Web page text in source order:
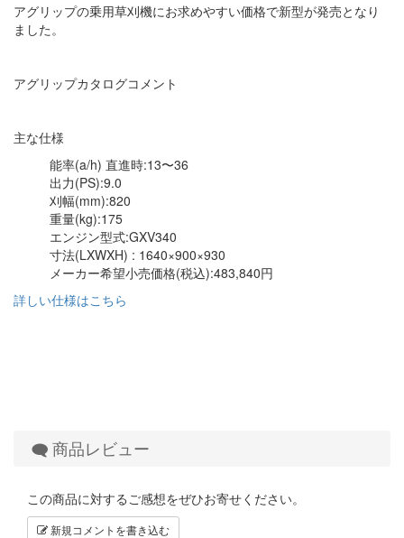
アグリップの乗用草刈機にお求めやすい価格で新型が発売となり
ました。
アグリップカタログコメント
主な仕様
能率(a/h) 直進時:13〜36
出力(PS):9.0
刈幅(mm):820
重量(kg):175
エンジン型式:GXV340
寸法(LXWXH) : 1640×900×930
メーカー希望小売価格(税込):483,840円
詳しい仕様はこちら
商品レビュー
この商品に対するご感想をぜひお寄せください。
新規コメントを書き込む